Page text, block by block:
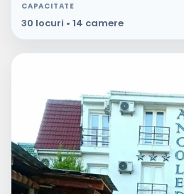
CAPACITATE
30 locuri • 14 camere